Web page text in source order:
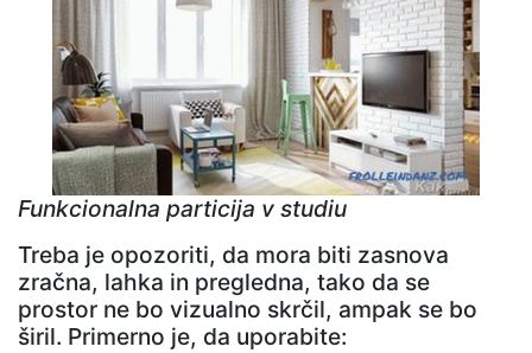
Funkcionalna particija v studiu
Treba je opozoriti, da mora biti zasnova
zračna, lahka in pregledna, tako da se
prostor ne bo vizualno skrčil, ampak se bo
širil. Primerno je, da uporabite: